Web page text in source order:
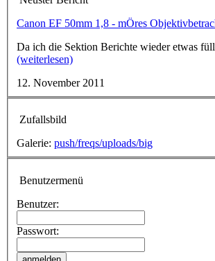
Canon EF 50mm 1,8 - mÖres
Da ich die Sektion Berichte wieder etwas
(weiterlesen)
12. November 2011
Zufallsbild
Galerie: push/freqs/uploads/big
Benutzermenü
Benutzer:
Passwort: